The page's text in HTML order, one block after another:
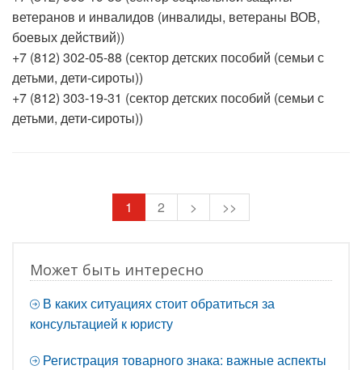
ветеранов и инвалидов (инвалиды, ветераны ВОВ,
боевых действий))
+7 (812) 302-05-88 (сектор детских пособий (семьи с
детьми, дети-сироты))
+7 (812) 303-19-31 (сектор детских пособий (семьи с
детьми, дети-сироты))
1 2 > >>
Может быть интересно
В каких ситуациях стоит обратиться за
консультацией к юристу
Регистрация товарного знака: важные аспекты